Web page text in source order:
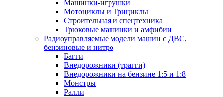
Машинки-игрушки
Мотоциклы и Трициклы
Строительная и спецтехника
Трюковые машинки и амфибии
Радиоуправляемые модели машин с ДВС,
бензиновые и нитро
Багги
Внедорожники (трагги)
Внедорожники на бензине 1:5 и 1:8
Монстры
Ралли